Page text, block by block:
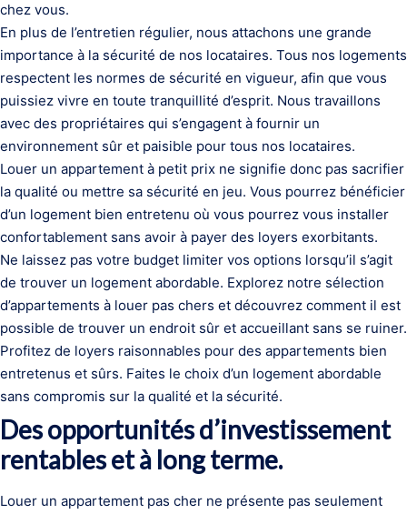
chez vous.
En plus de l’entretien régulier, nous attachons une grande
importance à la sécurité de nos locataires. Tous nos logements
respectent les normes de sécurité en vigueur, afin que vous
puissiez vivre en toute tranquillité d’esprit. Nous travaillons
avec des propriétaires qui s’engagent à fournir un
environnement sûr et paisible pour tous nos locataires.
Louer un appartement à petit prix ne signifie donc pas sacrifier
la qualité ou mettre sa sécurité en jeu. Vous pourrez bénéficier
d’un logement bien entretenu où vous pourrez vous installer
confortablement sans avoir à payer des loyers exorbitants.
Ne laissez pas votre budget limiter vos options lorsqu’il s’agit
de trouver un logement abordable. Explorez notre sélection
d’appartements à louer pas chers et découvrez comment il est
possible de trouver un endroit sûr et accueillant sans se ruiner.
Profitez de loyers raisonnables pour des appartements bien
entretenus et sûrs. Faites le choix d’un logement abordable
sans compromis sur la qualité et la sécurité.
Des opportunités d’investissement
rentables et à long terme.
Louer un appartement pas cher ne présente pas seulement